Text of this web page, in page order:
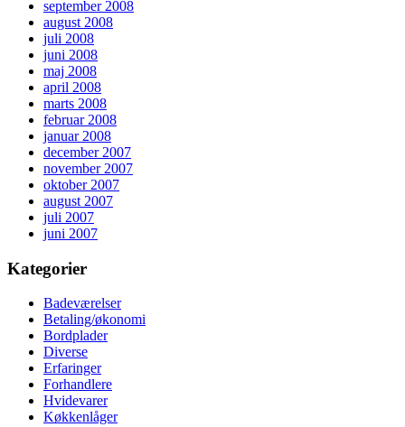
september 2008
august 2008
juli 2008
juni 2008
maj 2008
april 2008
marts 2008
februar 2008
januar 2008
december 2007
november 2007
oktober 2007
august 2007
juli 2007
juni 2007
Kategorier
Badeværelser
Betaling/økonomi
Bordplader
Diverse
Erfaringer
Forhandlere
Hvidevarer
Køkkenlåger